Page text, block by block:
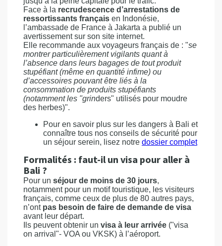
Face à la recrudescence d’arrestations de
ressortissants français en Indonésie,
l’ambassade de France à Jakarta a publié un
avertissement sur son site internet.
Elle recommande aux voyageurs français de : "se
montrer particulièrement vigilants quant à
l’absence dans leurs bagages de tout produit
stupéfiant (même en quantité infime) ou
d’accessoires pouvant être liés à la
consommation de produits stupéfiants
(notamment les "grinders" utilisés pour moudre
des herbes)".
Pour en savoir plus sur les dangers à Bali et
connaître tous nos conseils de sécurité pour
un séjour serein, lisez notre dossier complet
Formalités : faut-il un visa pour aller à
Bali ?
Pour un séjour de moins de 30 jours,
notamment pour un motif touristique, les visiteurs
français, comme ceux de plus de 80 autres pays,
n’ont pas besoin de faire de demande de visa
avant leur départ.
Ils peuvent obtenir un visa à leur arrivée ("visa
on arrival"- VOA ou VKSK) à l’aéroport.